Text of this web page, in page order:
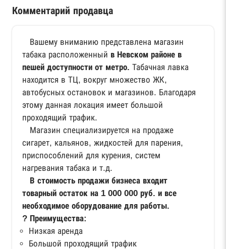
Комментарий продавца
Вашему вниманию представлена магазин
табака расположенный в Невском районе в
пешей доступности от метро. Табачная лавка
находится в ТЦ, вокруг множество ЖК,
автобусных остановок и магазинов. Благодаря
этому данная локация имеет большой
проходящий трафик.
Магазин специализируется на продаже
сигарет, кальянов, жидкостей для парения,
приспособлений для курения, систем
нагревания табака и т.д.
В стоимость продажи бизнеса входит
товарный остаток на 1 000 000 руб. и все
необходимое оборудование для работы.
? Преимущества:
Низкая аренда
Большой проходящий трафик